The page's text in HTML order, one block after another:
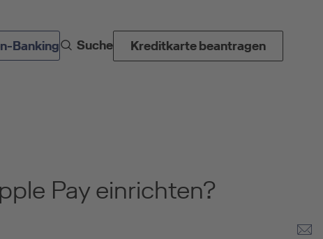
Banking Suche Kreditkarte beantragen
Pay einrichten?